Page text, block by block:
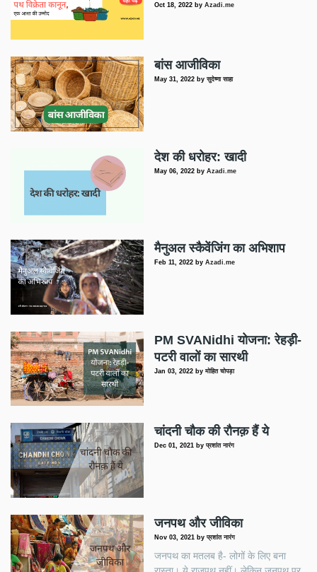
Oct 18, 2022 byAzadi.me
बांस आजीविका
May 31, 2022 byसुदेष्णा साहा
देश की धरोहर: खादी
May 06, 2022 byAzadi.me
मैनुअल स्कैवेंजिंग का अभिशाप
Feb 11, 2022 byAzadi.me
PM SVANidhi योजना: रेहड़ी-
पटरी वालों का सारथी
Jan 03, 2022 byमोहित चोपड़ा
चांदनी चौक की रौनक़ हैं ये
Dec 01, 2021 byप्रशांत नारंग
जनपथ और जीविका
Nov 03, 2021 byप्रशांत नारंग
जनपथ का मतलब है- लोगों के लिए बना